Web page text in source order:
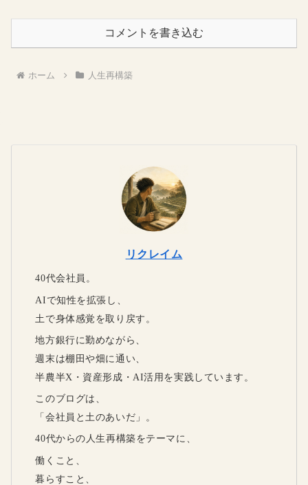
コメントを書き込む
ホーム 人生再構築
リクレイム
40代会社員。
AIで知性を拡張し、
土で身体感覚を取り戻す。
地方銀行に勤めながら、
週末は棚田や畑に通い、
半農半X・資産形成・AI活用を実践しています。
このブログは、
「会社員と土のあいだ」。
40代からの人生再構築をテーマに、
働くこと、
暮らすこと、